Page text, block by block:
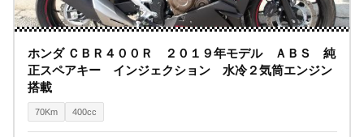
ホンダ ＣＢＲ４００Ｒ ２０１９年モデル ＡＢＳ 純
正スペアキー インジェクション 水冷２気筒エンジン
搭載
70Km 400cc